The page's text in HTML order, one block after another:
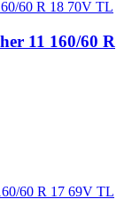
11 160/60 R